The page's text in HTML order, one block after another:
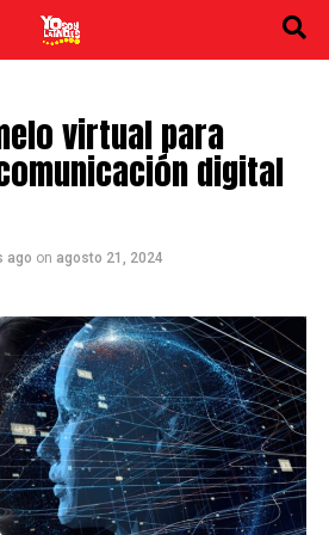
virtual para
digital
ago on agosto 21, 2024